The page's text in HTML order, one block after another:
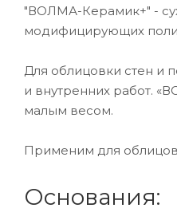
"ВОЛМА-Керамик+" -
модифицирующих
Для облицовки стен и
и внутренних работ.
малым весом.
Применим для
Основания: